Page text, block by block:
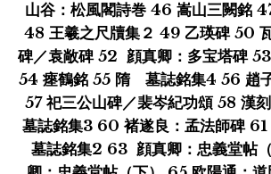
山谷：松風閣詩巻 46 嵩山三闕銘
48 王羲之尺牘集２ 49 乙瑛碑 50
碑／袁敞碑 52 顔真卿：多宝塔碑
54 瘞鶴銘 55 隋 墓誌銘集4 56 趙
57 祀三公山碑／裴岑紀功頌 58 漢
墓誌銘集3 60 褚遂良：孟法師碑
墓誌銘集2 63 顔真卿：忠義堂帖